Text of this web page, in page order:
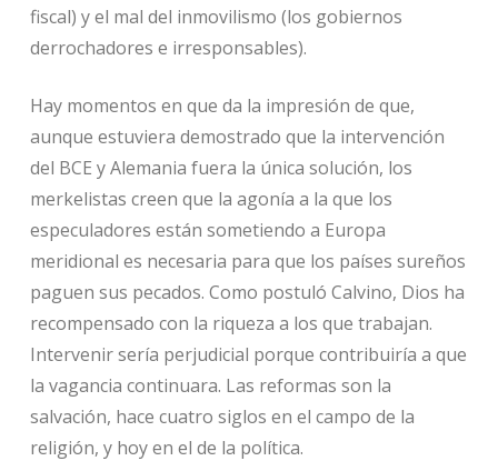
fiscal) y el mal del inmovilismo (los gobiernos
derrochadores e irresponsables).
Hay momentos en que da la impresión de que,
aunque estuviera demostrado que la intervención
del BCE y Alemania fuera la única solución, los
merkelistas creen que la agonía a la que los
especuladores están sometiendo a Europa
meridional es necesaria para que los países sureños
paguen sus pecados. Como postuló Calvino, Dios ha
recompensado con la riqueza a los que trabajan.
Intervenir sería perjudicial porque contribuiría a que
la vagancia continuara. Las reformas son la
salvación, hace cuatro siglos en el campo de la
religión, y hoy en el de la política.